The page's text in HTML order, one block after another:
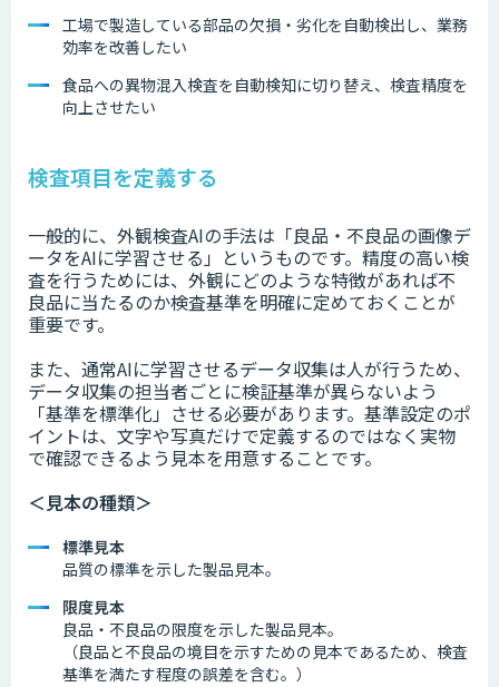
工場で製造している部品の欠損・劣化を自動検出し、業務
効率を改善したい
食品への異物混入検査を自動検知に切り替え、検査精度を
向上させたい
検査項目を定義する
一般的に、外観検査AIの手法は「良品・不良品の画像デ
ータをAIに学習させる」というものです。精度の高い検
査を行うためには、外観にどのような特徴があれば不
良品に当たるのか検査基準を明確に定めておくことが
重要です。
また、通常AIに学習させるデータ収集は人が行うため、
データ収集の担当者ごとに検証基準が異らないよう
「基準を標準化」させる必要があります。基準設定のポ
イントは、文字や写真だけで定義するのではなく実物
で確認できるよう見本を用意することです。
＜見本の種類＞
標準見本
品質の標準を示した製品見本。
限度見本
良品・不良品の限度を示した製品見本。
（良品と不良品の境目を示すための見本であるため、検査
基準を満たす程度の誤差を含む。）